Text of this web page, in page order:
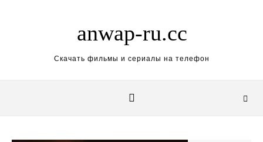
anwap-ru.cc
Скачать фильмы и сериалы на телефон